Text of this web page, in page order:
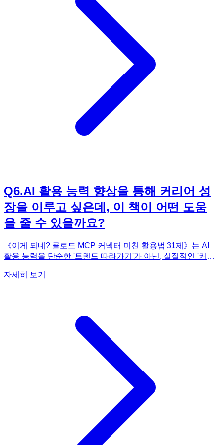
하는 방법을 배울 수 있습니다. AI가 직접 문서를 읽고 요약하
거나, 특정 정보를 추출하여 정리하는 등의 작업을 대신 처리
함으로써 공공기관 실무자분들의 업무 효율성을 크게 향상시
킬 수 있을 것입니다. 이 책은 공공 부문 특유의 업무 환경에 AI
를 접목하여 '일잘러'로 거듭날 수 있는 구체적이고 실용적인
Q6.AI 활용 능력 향상을 통해 커리어 성
장을 이루고 싶은데, 이 책이 어떤 도움
을 줄 수 있을까요?
《이게 되네? 클로드 MCP 커넥터 미친 활용법 31제》는 AI
활용 능력을 단순한 '트렌드 따라가기'가 아닌, 실질적인 '커리
을 제공합니다. 이 책은 AI를 단순한 챗봇으로 인식하는 것을
은 기업에서 요구하는 핵심 역량으로 자리 잡고 있습니다. 책
에서 제시하는 31가지 예제를 통해 여러분은 문서 작성, 데이
터 분석, 정보 검색 및 요약, 디자인 작업 지원, 웹 배포 등 다양
한 분야에서 AI를 활용하여 업무 효율성을 극대화하는 방법을
습득할 수 있습니다. 이는 곧 여러분의 업무 생산성을 비약적
으로 높여 더 많은 성과를 창출하고, 반복적인 업무에서 벗어
나 전략적이고 창의적인 업무에 집중할 수 있는 기회를 제공합
니다. 결과적으로, AI를 활용하여 '일을 실제로 끝내는' 능력을
갖춘 진정한 'AI 일잘러'로 성장하여 커리어에서 독보적인 경
쟁력을 확보할 수 있을 것입니다.
자세히 보기